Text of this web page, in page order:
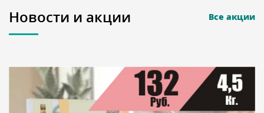
Новости и акции Все акции